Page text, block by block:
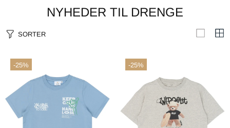
NYHEDER TIL DRENGE
SORTER
-25% -25%